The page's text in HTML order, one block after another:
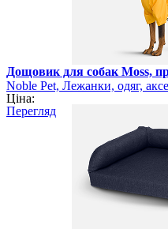
Дощовик для собак Moss,
Noble Pet, Лежанки, одяг,
Ціна:
Перегляд